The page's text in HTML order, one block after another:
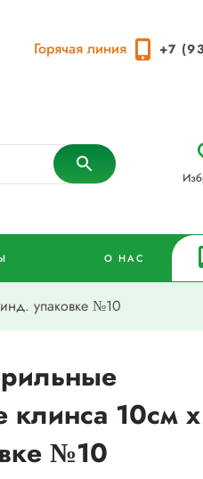
Горячая линия +7
О НАС
упаковке №10
клинса 10см
№10